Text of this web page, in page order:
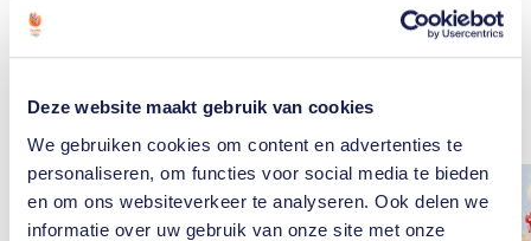
Deze website maakt gebruik van cookies
We gebruiken cookies om content en advertenties te
personaliseren, om functies voor social media te bieden
en om ons websiteverkeer te analyseren. Ook delen we
informatie over uw gebruik van onze site met onze
Gerelateerde